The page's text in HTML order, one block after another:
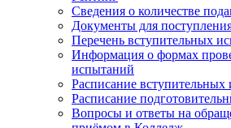
Сведения о количестве
Документы для
Перечень вступительных
Информация о формах
испытаний
Расписание вступительных
Расписание
Вопросы и ответы на